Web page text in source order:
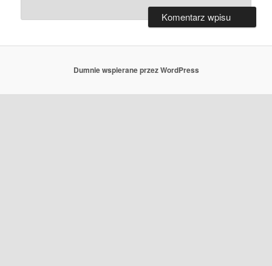
Dumnie wspierane przez WordPress